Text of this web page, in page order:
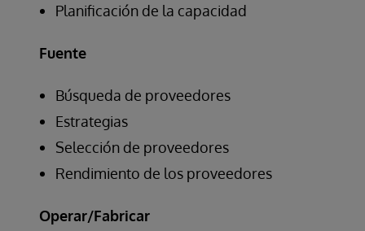
Planificación de la capacidad
Fuente
Búsqueda de proveedores
Estrategias
Selección de proveedores
Rendimiento de los proveedores
Operar/Fabricar